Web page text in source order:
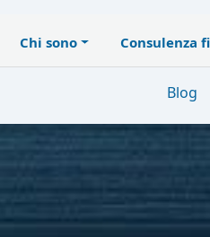
Chi sono Consulenza
Blog